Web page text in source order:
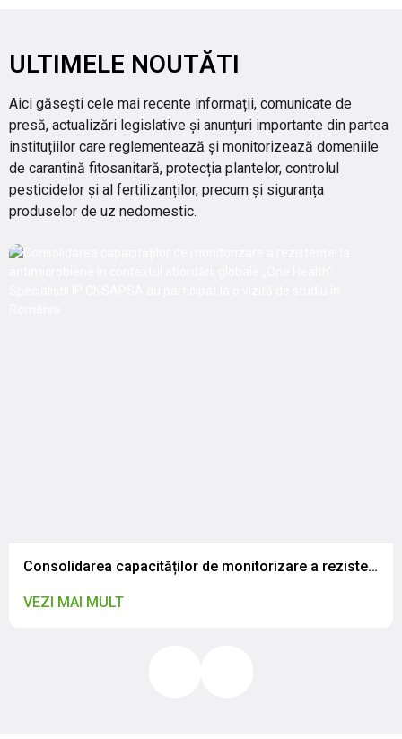
ULTIMELE NOUTĂTI
Aici găsești cele mai recente informații, comunicate de
presă, actualizări legislative și anunțuri importante din partea
instituțiilor care reglementează și monitorizează domeniile
de carantină fitosanitară, protecția plantelor, controlul
pesticidelor și al fertilizanților, precum și siguranța
produselor de uz nedomestic.
Consolidarea capacităților de monitorizare a rezistenței la antimicrobiene în contextul abordării globale „One Health”: Specialiștii IP CNSAPSA au participat la o vizită de studiu în România
VEZI MAI MULT